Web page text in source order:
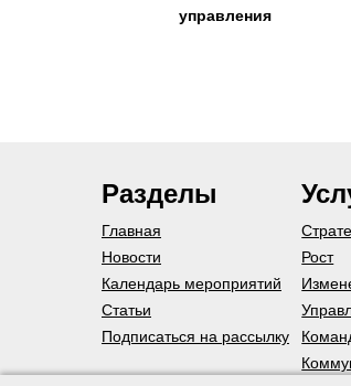
управления
Разделы
Главная
Новости
Календарь мероприятий
Статьи
Подписаться на рассылку
Рост